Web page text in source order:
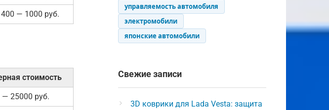
400 — 1000 руб.
стоимость
— 25000 руб.
управляемость автомобиля
электромобили
японские автомобили
Свежие записи
3D коврики для Lada Vesta: защита